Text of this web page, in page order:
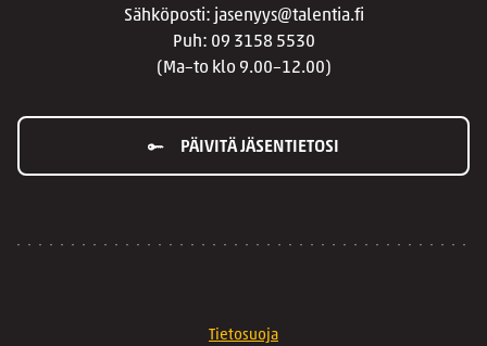
Sähköposti: jasenyys@talentia.fi
Puh: 09 3158 5530
(Ma–to klo 9.00–12.00)
PÄIVITÄ JÄSENTIETOSI
Tietosuoja